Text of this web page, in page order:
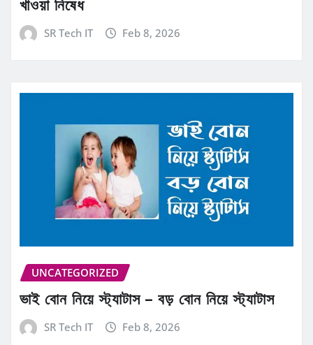
খাওয়া নিষেধ
SR Tech IT Feb 8, 2026
UNCATEGORIZED
ভাই বোন নিয়ে স্ট্যাটাস – বড় বোন নিয়ে স্ট্যাটাস
SR Tech IT Feb 8, 2026